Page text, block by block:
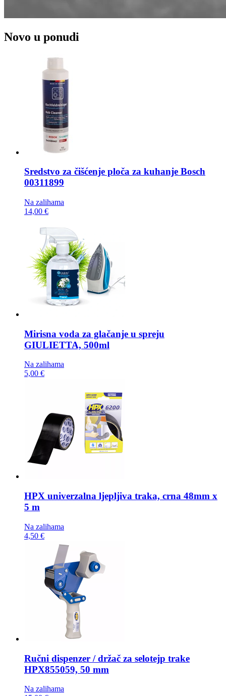
Novo u ponudi
Sredstvo za čišćenje ploča za kuhanje Bosch
00311899
Na zalihama
14,00 €
Mirisna voda za glačanje u spreju
GIULIETTA, 500ml
Na zalihama
5,00 €
HPX univerzalna ljepljiva traka, crna 48mm x
5 m
Na zalihama
4,50 €
Ručni dispenzer / držač za selotejp trake
HPX855059, 50 mm
Na zalihama